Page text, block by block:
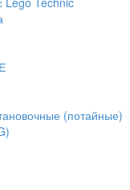
(потайные)